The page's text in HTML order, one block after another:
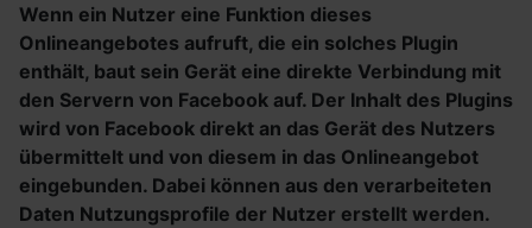
Wenn ein Nutzer eine Funktion dieses
Onlineangebotes aufruft, die ein solches Plugin
enthält, baut sein Gerät eine direkte Verbindung mit
den Servern von Facebook auf. Der Inhalt des Plugins
wird von Facebook direkt an das Gerät des Nutzers
übermittelt und von diesem in das Onlineangebot
eingebunden. Dabei können aus den verarbeiteten
Daten Nutzungsprofile der Nutzer erstellt werden.